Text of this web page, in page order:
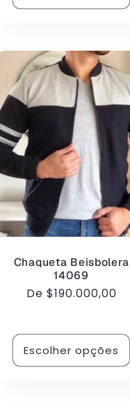
Chaqueta Beisbolera
14069
Preço
De $190.000,00
Escolher opções